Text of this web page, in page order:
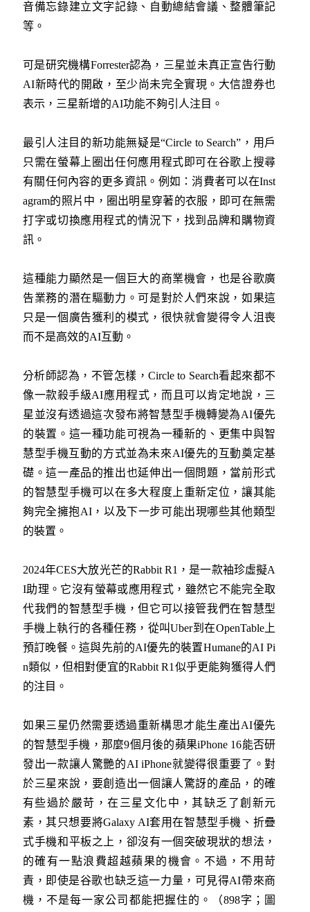
音備忘錄建立文字記錄、自動總結會議、整體筆記
等。
可是研究機構Forrester認為，三星並未真正宣告行動
AI新時代的開啟，至少尚未完全實現。大信證券也
表示，三星新增的AI功能不夠引人注目。
最引人注目的新功能無疑是“Circle to Search”，用戶
只需在螢幕上圈出任何應用程式即可在谷歌上搜尋
有關任何內容的更多資訊。例如：消費者可以在Inst
agram的照片中，圈出明星穿著的衣服，即可在無需
打字或切換應用程式的情況下，找到品牌和購物資
訊。
這種能力顯然是一個巨大的商業機會，也是谷歌廣
告業務的潛在驅動力。可是對於人們來說，如果這
只是一個廣告獲利的模式，很快就會變得令人沮喪
而不是高效的AI互動。
分析師認為，不管怎樣，Circle to Search看起來都不
像一款殺手級AI應用程式，而且可以肯定地說，三
星並沒有透過這次發布將智慧型手機轉變為AI優先
的裝置。這一種功能可視為一種新的、更集中與智
慧型手機互動的方式並為未來AI優先的互動奠定基
礎。這一產品的推出也延伸出一個問題，當前形式
的智慧型手機可以在多大程度上重新定位，讓其能
夠完全擁抱AI，以及下一步可能出現哪些其他類型
的裝置。
2024年CES大放光芒的Rabbit R1，是一款袖珍虛擬A
I助理。它沒有螢幕或應用程式，雖然它不能完全取
代我們的智慧型手機，但它可以接管我們在智慧型
手機上執行的各種任務，從叫Uber到在OpenTable上
預訂晚餐。這與先前的AI優先的裝置Humane的AI Pi
n類似，但相對便宜的Rabbit R1似乎更能夠獲得人們
的注目。
如果三星仍然需要透過重新構思才能生產出AI優先
的智慧型手機，那麼9個月後的蘋果iPhone 16能否研
發出一款讓人驚艷的AI iPhone就變得很重要了。對
於三星來說，要創造出一個讓人驚訝的產品，的確
有些過於嚴苛，在三星文化中，其缺乏了創新元
素，其只想要將Galaxy AI套用在智慧型手機、折疊
式手機和平板之上，卻沒有一個突破現狀的想法，
的確有一點浪費超越蘋果的機會。不過，不用苛
責，即使是谷歌也缺乏這一力量，可見得AI帶來商
機，不是每一家公司都能把握住的。（898字；圖